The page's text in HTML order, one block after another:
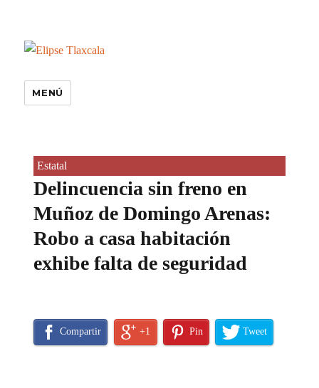
MENÚ
Estatal
Delincuencia sin freno en
Muñoz de Domingo Arenas:
Robo a casa habitación
exhibe falta de seguridad
Compartir +1 Pin Tweet